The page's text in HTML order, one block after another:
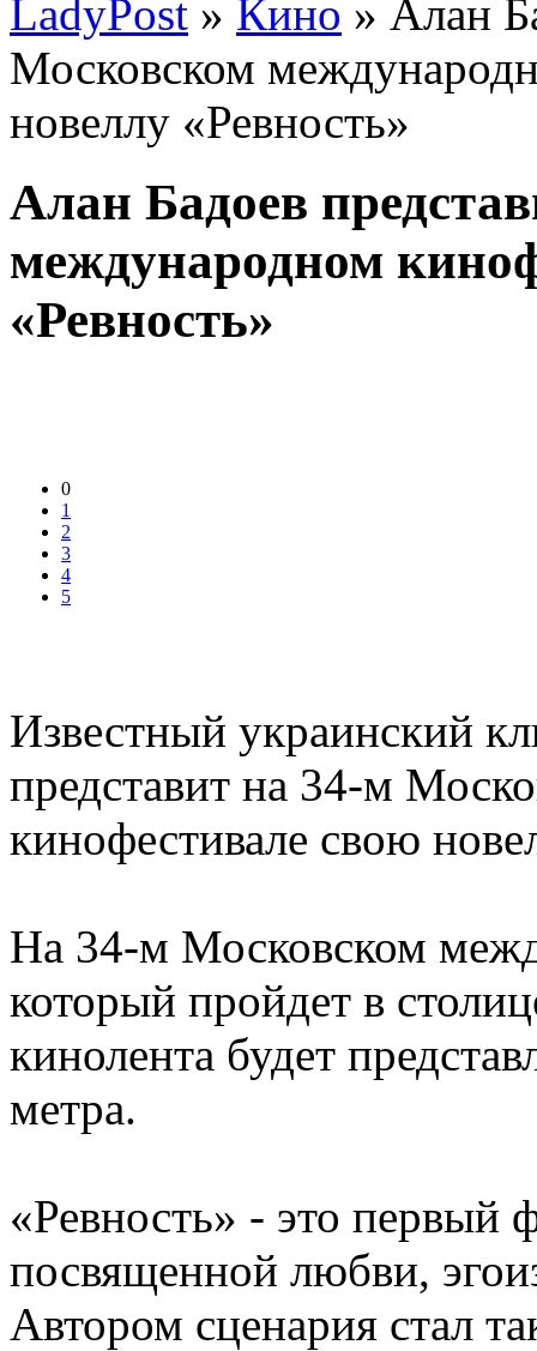
LadyPost » Кино » Алан
Московском
новеллу «Ревность»
Алан Бадоев
международном
«Ревность»
0
1
2
3
4
5
Известный украинский
представит на 34-м
кинофестивале свою
На 34-м Московском
который пройдет в
кинолента будет
метра.
«Ревность» - это первый
посвященной любви,
Автором сценария стал